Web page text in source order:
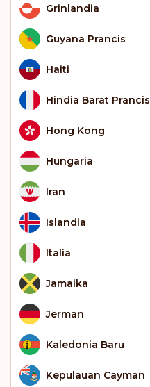
Grinlandia
Guyana Prancis
Haiti
Hindia Barat Prancis
Hong Kong
Hungaria
Iran
Islandia
Italia
Jamaika
Jerman
Kaledonia Baru
Kepulauan Cayman